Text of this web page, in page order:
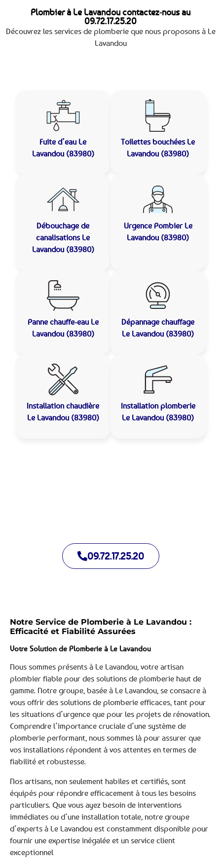
Plombier à Le Lavandou contactez-nous au
09.72.17.25.20
Découvrez les services de plomberie que nous proposons à Le
Lavandou
Fuite d’eau Le
Lavandou (83980)
Toilettes bouchées Le
Lavandou (83980)
Débouchage de
canalisations Le
Lavandou (83980)
Urgence Pombier Le
Lavandou (83980)
Panne chauffe-eau Le
Lavandou (83980)
Dépannage chauffage
Le Lavandou (83980)
Installation chaudière
Le Lavandou (83980)
Installation plomberie
Le Lavandou (83980)
09.72.17.25.20
Notre Service de Plomberie à Le Lavandou :
Efficacité et Fiabilité Assurées
Votre Solution de Plomberie à Le Lavandou
Nous sommes présents à Le Lavandou, votre artisan
plombier fiable pour des solutions de plomberie haut de
gamme. Notre groupe, basée à Le Lavandou, se consacre à
vous offrir des solutions de plomberie efficaces, tant pour
les situations d’urgence que pour les projets de rénovation.
Comprendre l’importance cruciale d’une système de
plomberie performant, nous sommes là pour assurer que
vos installations répondent à vos attentes en termes de
fiabilité et robustesse.
Nos artisans, non seulement habiles et certifiés, sont
équipés pour répondre efficacement à tous les besoins
particuliers. Que vous ayez besoin de interventions
immédiates ou d’une installation totale, notre groupe
d’experts à Le Lavandou est constamment disponible pour
fournir une expertise inégalée et un service client
exceptionnel